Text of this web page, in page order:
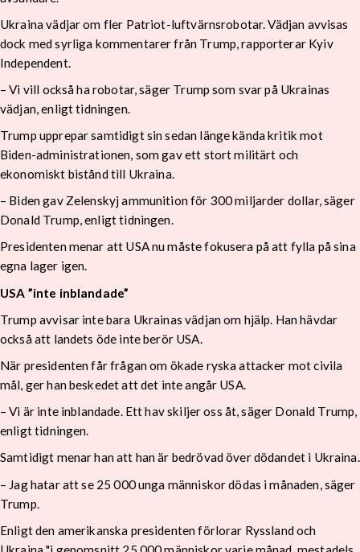
Ukraina vädjar om fler Patriot-luftvärnsrobotar. Vädjan avvisas
dock med syrliga kommentarer från Trump, rapporterar Kyiv
Independent.
– Vi vill också ha robotar, säger Trump som svar på Ukrainas
vädjan, enligt tidningen.
Trump upprepar samtidigt sin sedan länge kända kritik mot
Biden-administrationen, som gav ett stort militärt och
ekonomiskt bistånd till Ukraina.
– Biden gav Zelenskyj ammunition för 300 miljarder dollar, säger
Donald Trump, enligt tidningen.
Presidenten menar att USA nu måste fokusera på att fylla på sina
egna lager igen.
USA ”inte inblandade”
Trump avvisar inte bara Ukrainas vädjan om hjälp. Han hävdar
också att landets öde inte berör USA.
När presidenten får frågan om ökade ryska attacker mot civila
mål, ger han beskedet att det inte angår USA.
– Vi är inte inblandade. Ett hav skiljer oss åt, säger Donald Trump,
enligt tidningen.
Samtidigt menar han att han är bedrövad över dödandet i Ukraina.
– Jag hatar att se 25 000 unga människor dödas i månaden, säger
Trump.
Enligt den amerikanska presidenten förlorar Ryssland och